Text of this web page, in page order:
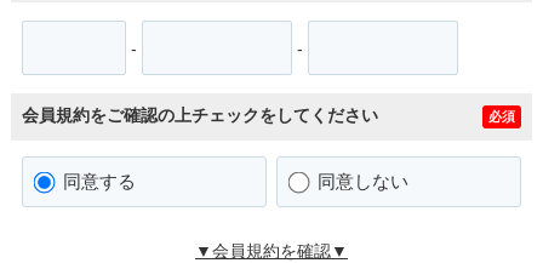
- -
会員規約をご確認の上チェックをしてください 必須
同意する 同意しない
▼会員規約を確認▼